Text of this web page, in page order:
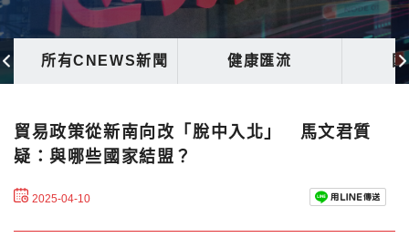
所有CNEWS新聞 健康匯流
貿易政策從新南向改「脫中入北」 馬文君質
疑：與哪些國家結盟？
2025-04-10